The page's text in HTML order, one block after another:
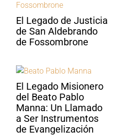
El Legado de Justicia
de San Aldebrando
de Fossombrone
El Legado Misionero
del Beato Pablo
Manna: Un Llamado
a Ser Instrumentos
de Evangelización